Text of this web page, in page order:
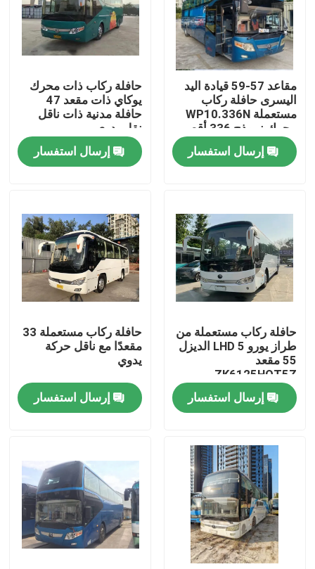
المنزل
فيديوهات
عرض الواقع الافتراضي
معلومات عنا
جولة في المعمل
أخبار
حالات
اطلب اقتباس
مقاعد 57-59 قيادة اليد
اليسرى حافلة ركاب
مستعملة WP10.336N
محرك نموذج 336 أقصى
قوة حصان
إرسال استفسار
حافلة ركاب ذات محرك
يوكاي ذات مقعد 47
حافلة مدنية ذات ناقل
نقل يدوي
إرسال استفسار
حافلة ركاب مستعملة من
طراز يورو 5 LHD الديزل
55 مقعد
ZK6125HQT5Z
إرسال استفسار
حافلة ركاب مستعملة 33
مقعدًا مع ناقل حركة
يدوي
إرسال استفسار